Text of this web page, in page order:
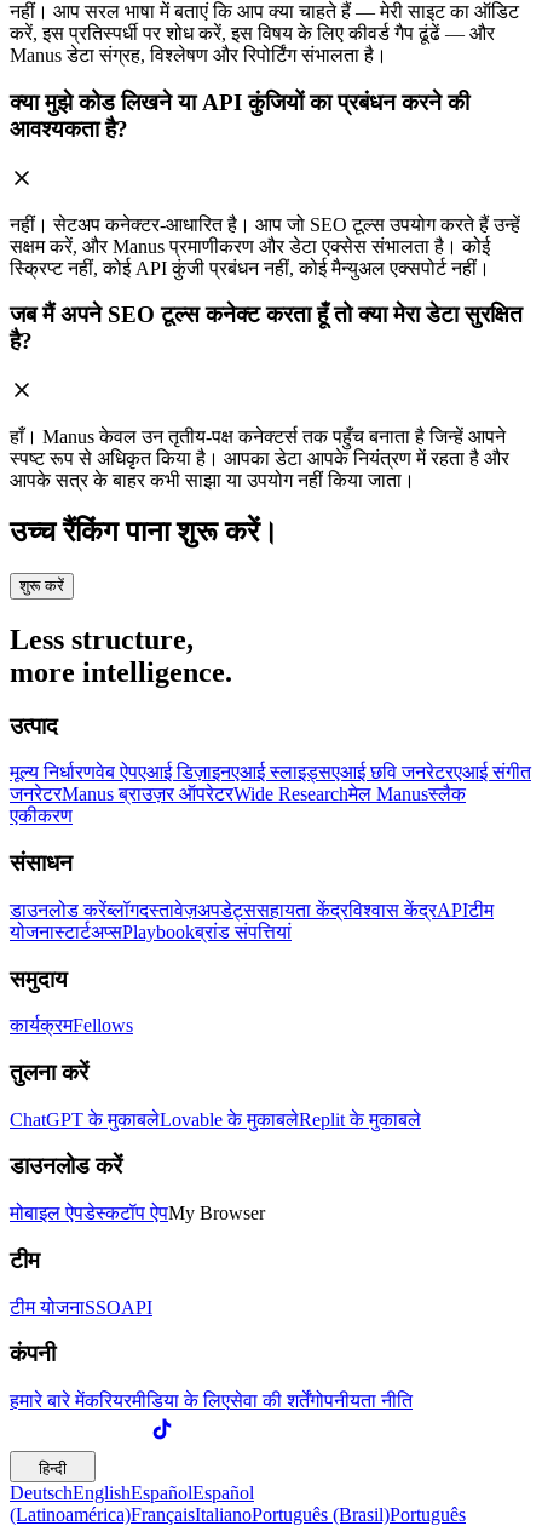
नहीं। आप सरल भाषा में बताएं कि आप क्या चाहते हैं — मेरी साइट का ऑडिट
करें, इस प्रतिस्पर्धी पर शोध करें, इस विषय के लिए कीवर्ड गैप ढूंढें — और
Manus डेटा संग्रह, विश्लेषण और रिपोर्टिंग संभालता है।
क्या मुझे कोड लिखने या API कुंजियों का प्रबंधन करने की
आवश्यकता है?
नहीं। सेटअप कनेक्टर-आधारित है। आप जो SEO टूल्स उपयोग करते हैं उन्हें
सक्षम करें, और Manus प्रमाणीकरण और डेटा एक्सेस संभालता है। कोई
स्क्रिप्ट नहीं, कोई API कुंजी प्रबंधन नहीं, कोई मैन्युअल एक्सपोर्ट नहीं।
जब मैं अपने SEO टूल्स कनेक्ट करता हूँ तो क्या मेरा डेटा सुरक्षित
है?
हाँ। Manus केवल उन तृतीय-पक्ष कनेक्टर्स तक पहुँच बनाता है जिन्हें आपने
स्पष्ट रूप से अधिकृत किया है। आपका डेटा आपके नियंत्रण में रहता है और
आपके सत्र के बाहर कभी साझा या उपयोग नहीं किया जाता।
उच्च रैंकिंग पाना शुरू करें।
शुरू करें
Less structure,
more intelligence.
उत्पाद
मूल्य निर्धारणवेब ऐपएआई डिज़ाइनएआई स्लाइड्सएआई छवि जनरेटरएआई संगीत
जनरेटरManus ब्राउज़र ऑपरेटरWide Researchमेल Manusस्लैक
एकीकरण
संसाधन
डाउनलोड करेंब्लॉगदस्तावेज़अपडेट्ससहायता केंद्रविश्वास केंद्रAPIटीम
योजनास्टार्टअप्सPlaybookब्रांड संपत्तियां
समुदाय
कार्यक्रमFellows
तुलना करें
ChatGPT के मुकाबलेLovable के मुकाबलेReplit के मुकाबले
डाउनलोड करें
मोबाइल ऐपडेस्कटॉप ऐपMy Browser
टीम
टीम योजनाSSOAPI
कंपनी
हमारे बारे मेंकरियरमीडिया के लिएसेवा की शर्तेंगोपनीयता नीति
हिन्दी
DeutschEnglishEspañolEspañol
(Latinoamérica)FrançaisItalianoPortuguês (Brasil)Português